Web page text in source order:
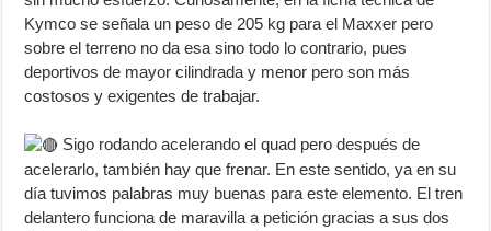
Kymco se señala un peso de 205 kg para el Maxxer pero
sobre el terreno no da esa sino todo lo contrario, pues
deportivos de mayor cilindrada y menor pero son más
costosos y exigentes de trabajar.
Sigo rodando acelerando el quad pero después de
acelerarlo, también hay que frenar. En este sentido, ya en su
día tuvimos palabras muy buenas para este elemento. El tren
delantero funciona de maravilla a petición gracias a sus dos